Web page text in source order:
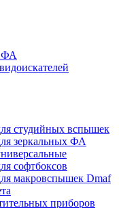
ФА
студийных вспышек
зеркальных ФА
софтбоксов
макровспышек Dmaf
приборов